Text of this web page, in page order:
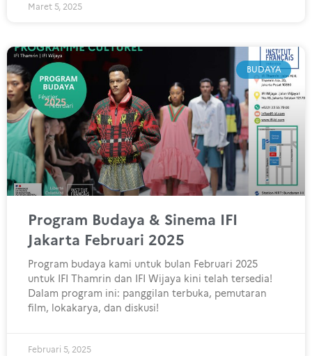
Maret 5, 2025
BUDAYA
Program Budaya & Sinema IFI
Jakarta Februari 2025
Program budaya kami untuk bulan Februari 2025
untuk IFI Thamrin dan IFI Wijaya kini telah tersedia!
Dalam program ini: panggilan terbuka, pemutaran
film, lokakarya, dan diskusi!
Februari 5, 2025